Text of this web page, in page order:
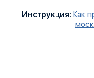
Инструкция: Как